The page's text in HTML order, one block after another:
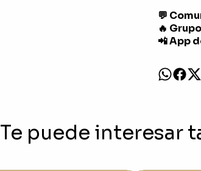
💬
🔥
📲 App
Te puede interesar